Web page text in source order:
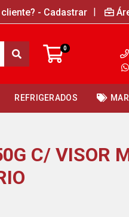
- Cadastrar |
0
REFRIGERADOS
C/ VISOR